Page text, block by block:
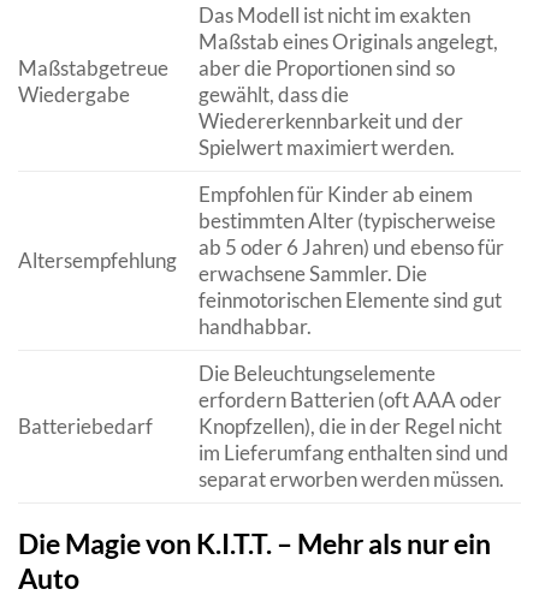
Maßstabgetreue
Wiedergabe
Das Modell ist nicht im exakten
Maßstab eines Originals angelegt,
aber die Proportionen sind so
gewählt, dass die
Wiedererkennbarkeit und der
Spielwert maximiert werden.
Altersempfehlung
Empfohlen für Kinder ab einem
bestimmten Alter (typischerweise
ab 5 oder 6 Jahren) und ebenso für
erwachsene Sammler. Die
feinmotorischen Elemente sind gut
handhabbar.
Batteriebedarf
Die Beleuchtungselemente
erfordern Batterien (oft AAA oder
Knopfzellen), die in der Regel nicht
im Lieferumfang enthalten sind und
separat erworben werden müssen.
Die Magie von K.I.T.T. – Mehr als nur ein
Auto